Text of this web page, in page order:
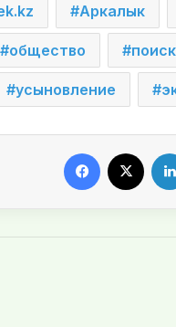
Аркалык
общество
усыновление